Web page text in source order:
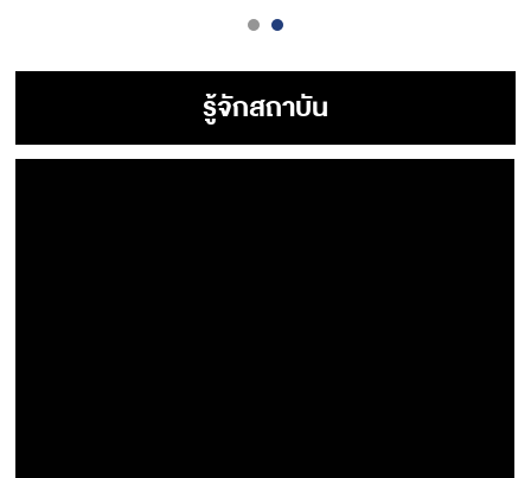
รู้จักสถาบัน